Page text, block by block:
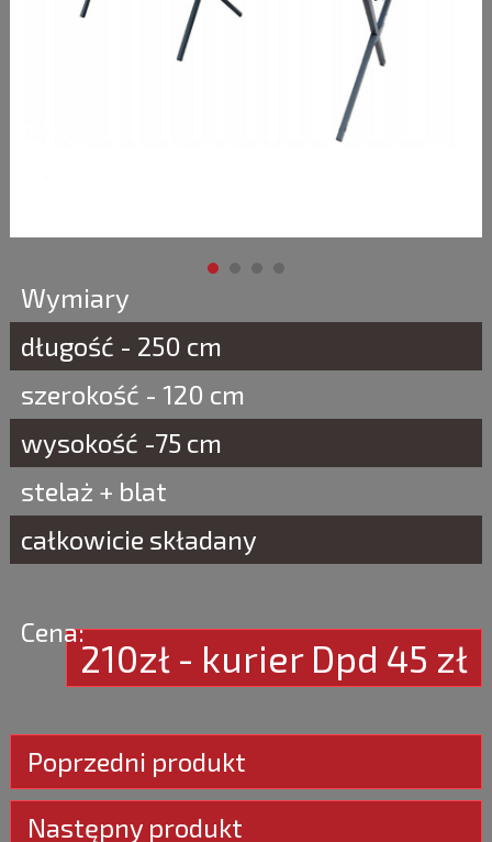
Wymiary
długość - 250 cm
szerokość - 120 cm
wysokość -75 cm
stelaż + blat
całkowicie składany
Cena:
210zł - kurier Dpd 45 zł
Poprzedni produkt
Następny produkt